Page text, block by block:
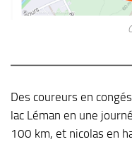
Des coureurs en
lac Léman en une
100 km, et nicolas en